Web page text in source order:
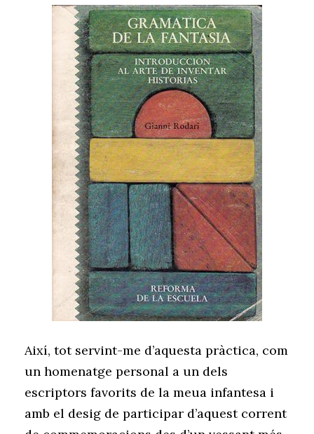
Així, tot servint-me d’aquesta pràctica, com
un homenatge personal a un dels
escriptors favorits de la meua infantesa i
amb el desig de participar d’aquest corrent